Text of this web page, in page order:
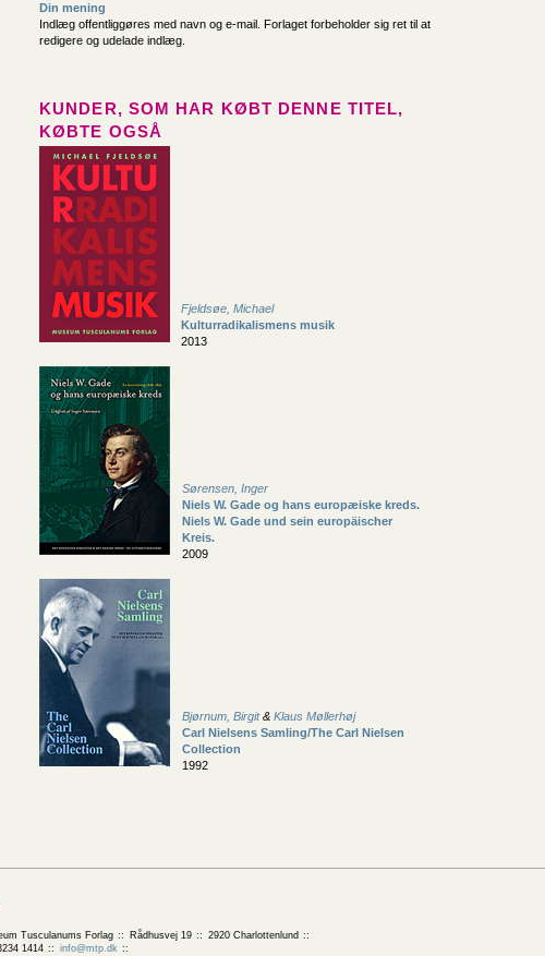
Din mening
Indlæg offentliggøres med navn og e-mail. Forlaget forbeholder sig ret til at
redigere og udelade indlæg.
KUNDER, SOM HAR KØBT DENNE TITEL,
KØBTE OGSÅ
Fjeldsøe, Michael
Kulturradikalismens musik
2013
Sørensen, Inger
Niels W. Gade og hans europæiske kreds.
Niels W. Gade und sein europäischer
Kreis.
2009
Bjørnum, Birgit& Klaus Møllerhøj
Carl Nielsens Samling/The Carl Nielsen
Collection
1992
Tusculanums Forlag Rådhusvej 19
2920 Charlottenlund
1414
info@mtp.dk